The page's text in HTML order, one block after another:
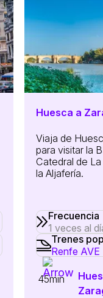
Huesca a
Viaja de
para visitar la
Catedral de
la Aljafería.
Frecuencia
1 veces al
Trenes
Renfe AVE
45min